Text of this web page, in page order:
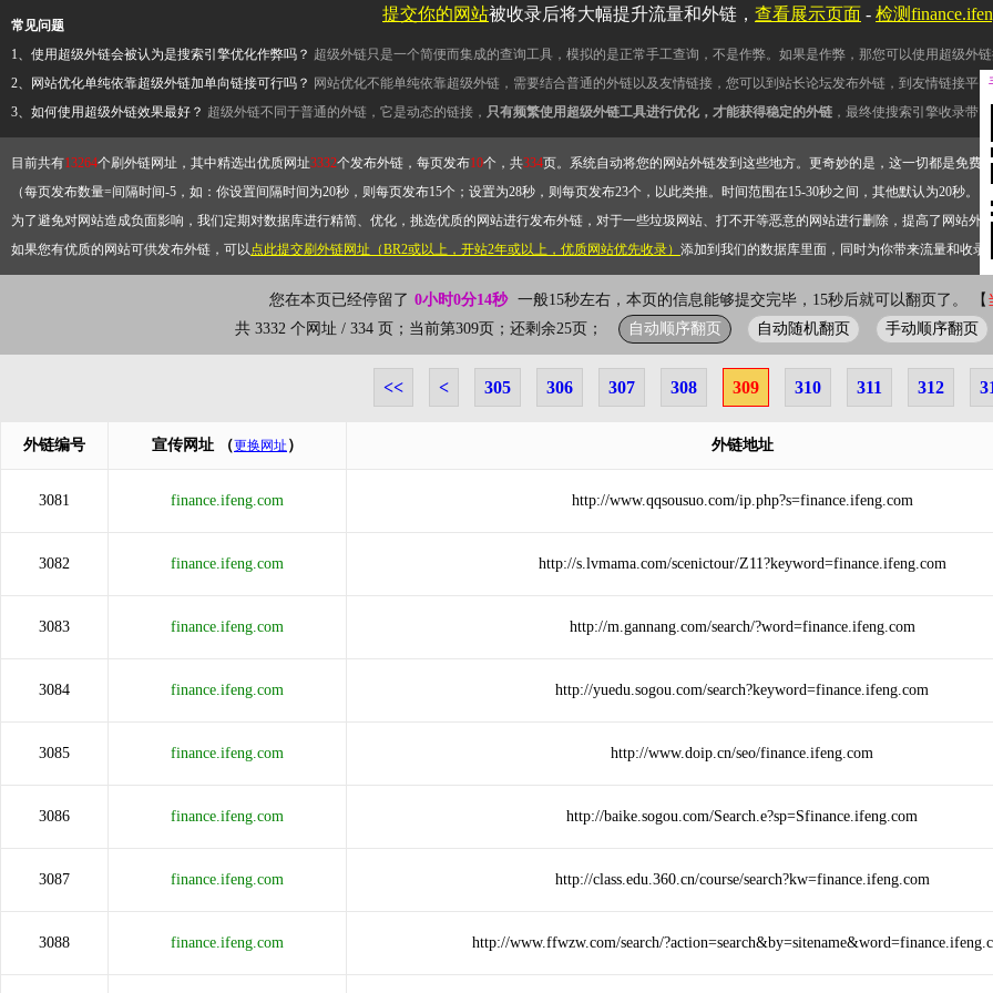
常见问题
1、使用超级外链会被认为是搜索引擎优化作弊吗？ 超级外链只是一个简便而集成的查询工具，模拟的是正常手工查询，不是作弊。如果是作弊，那您可以使用超级外
2、网站优化单纯依靠超级外链加单向链接可行吗？ 网站优化不能单纯依靠超级外链，需要结合普通的外链以及友情链接，您可以到站长论坛发布外链，到友情链接平
3、如何使用超级外链效果最好？ 超级外链不同于普通的外链，它是动态的链接， 只有频繁使用超级外链工具进行优化，才能获得稳定的外链 ，最终使搜索引擎收录带
目前共有13264个刷外链网址，其中精选出优质网址3332个发布外链，每页发布10个，共334页。系统自动将您的网站外链发到这些地方。更奇妙的是，这一切都是免费
（每页发布数量=间隔时间-5，如：你设置间隔时间为20秒，则每页发布15个；设置为28秒，则每页发布23个，以此类推。时间范围在15-30秒之间，其他默认为20秒。）
为了避免对网站造成负面影响，我们定期对数据库进行精简、优化，挑选优质的网站进行发布外链，对于一些垃圾网站、打不开等恶意的网站进行删除，提高了网站外
如果您有优质的网站可供发布外链，可以点此提交刷外链网址（BR2或以上，开站2年或以上，优质网站优先收录） 添加到我们的数据库里面，同时为你带来流量和收录
您在本页已经停留了 0小时0分14秒 一般15秒左右，本页的信息能够提交完毕，15秒后就可以翻页了。 【
共 3332 个网址 / 334 页；当前第309页；还剩余25页；
自动顺序翻页 自动随机翻页 手动顺序翻页
<< < 305 306 307 308 309 310 311 312
外链编号 宣传网址 （更换网址 ） 外链地址
3081 finance.ifeng.com http://www.qqsousuo.com/ip.php?s=finance.ifeng.com
3082 finance.ifeng.com http://s.lvmama.com/scenictour/Z11?keyword=finance.ifeng.com
3083 finance.ifeng.com http://m.gannang.com/search/?word=finance.ifeng.com
3084 finance.ifeng.com http://yuedu.sogou.com/search?keyword=finance.ifeng.com
3085 finance.ifeng.com http://www.doip.cn/seo/finance.ifeng.com
3086 finance.ifeng.com http://baike.sogou.com/Search.e?sp=Sfinance.ifeng.com
3087 finance.ifeng.com http://class.edu.360.cn/course/search?kw=finance.ifeng.com
3088 finance.ifeng.com http://www.ffwzw.com/search/
提交你的网站被收录后将大幅提升流量和外链， 查看展示页面 - 检测